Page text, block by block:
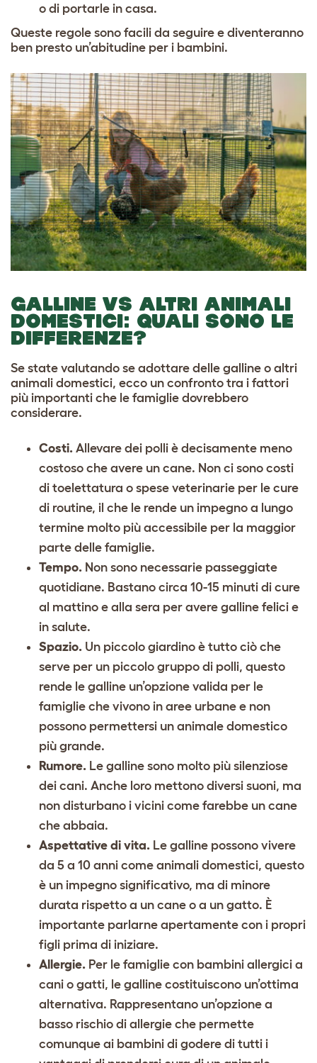
o di portarle in casa.
Queste regole sono facili da seguire e diventeranno
ben presto un’abitudine per i bambini.
GALLINE VS ALTRI ANIMALI
DOMESTICI: QUALI SONO LE
DIFFERENZE?
Se state valutando se adottare delle galline o altri
animali domestici, ecco un confronto tra i fattori
più importanti che le famiglie dovrebbero
considerare.
Costi. Allevare dei polli è decisamente meno
costoso che avere un cane. Non ci sono costi
di toelettatura o spese veterinarie per le cure
di routine, il che le rende un impegno a lungo
termine molto più accessibile per la maggior
parte delle famiglie.
Tempo. Non sono necessarie passeggiate
quotidiane. Bastano circa 10-15 minuti di cure
al mattino e alla sera per avere galline felici e
in salute.
Spazio. Un piccolo giardino è tutto ciò che
serve per un piccolo gruppo di polli, questo
rende le galline un’opzione valida per le
famiglie che vivono in aree urbane e non
possono permettersi un animale domestico
più grande.
Rumore. Le galline sono molto più silenziose
dei cani. Anche loro mettono diversi suoni, ma
non disturbano i vicini come farebbe un cane
che abbaia.
Aspettative di vita. Le galline possono vivere
da 5 a 10 anni come animali domestici, questo
è un impegno significativo, ma di minore
durata rispetto a un cane o a un gatto. È
importante parlarne apertamente con i propri
figli prima di iniziare.
Allergie. Per le famiglie con bambini allergici a
cani o gatti, le galline costituiscono un’ottima
alternativa. Rappresentano un’opzione a
basso rischio di allergie che permette
comunque ai bambini di godere di tutti i